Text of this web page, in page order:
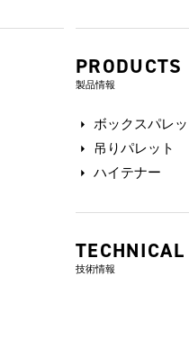
PRODUCTS
製品情報
ボックスパレッ
吊りパレット
ハイテナー
技術情報